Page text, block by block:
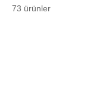
73 ürünler